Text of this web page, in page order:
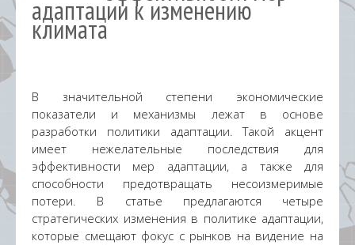
адаптации к изменению
климата
В значительной степени экономические
показатели и механизмы лежат в основе
разработки политики адаптации. Такой акцент
имеет нежелательные последствия для
эффективности мер адаптации, а также для
способности предотвращать несоизмеримые
потери. В статье предлагаются четыре
стратегических изменения в политике адаптации,
которые смещают фокус с рынков на видение на